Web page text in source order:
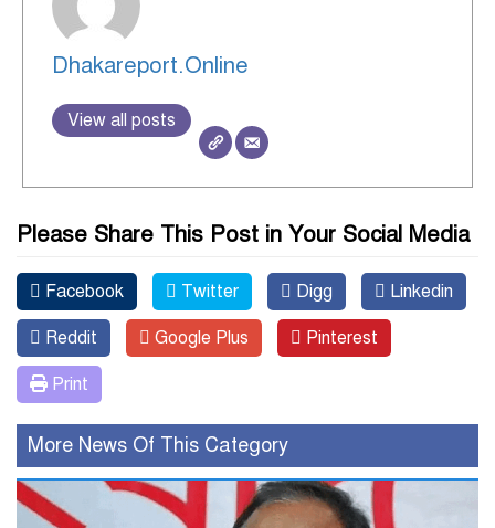
Dhakareport.Online
View all posts
Please Share This Post in Your Social Media
Facebook Twitter Digg Linkedin
Reddit Google Plus Pinterest
Print
More News Of This Category